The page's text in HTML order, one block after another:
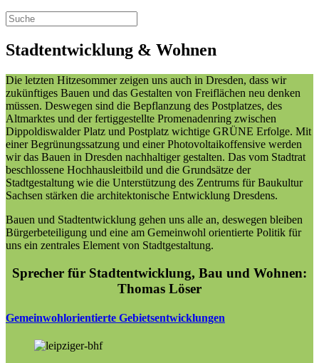
Stadtentwicklung & Wohnen
Die letzten Hitzesommer zeigen uns auch in Dresden, dass wir
zukünftiges Bauen und das Gestalten von Freiflächen neu denken
müssen. Deswegen sind die Bepflanzung des Postplatzes, des
Altmarktes und der fertiggestellte Promenadenring zwischen
Dippoldiswalder Platz und Postplatz wichtige GRÜNE Erfolge. Mit
einer Begrünungssatzung und einer Photovoltaikoffensive werden
wir das Bauen in Dresden nachhaltiger gestalten. Das vom Stadtrat
beschlossene Hochhausleitbild und die Grundsätze der
Stadtgestaltung wie die Unterstützung des Zentrums für Baukultur
Sachsen stärken die architektonische Entwicklung Dresdens.
Bauen und Stadtentwicklung gehen uns alle an, deswegen bleiben
Bürgerbeteiligung und eine am Gemeinwohl orientierte Politik für
uns ein zentrales Element von Stadtgestaltung.
Sprecher für Stadtentwicklung, Bau und Wohnen:
Thomas Löser
Gemeinwohlorientierte Gebietsentwicklungen